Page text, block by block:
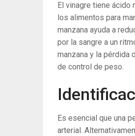
El vinagre tiene ácido
los alimentos para
manzana ayuda a
por la sangre a un
manzana y la pérdida
de control de peso.
Es esencial que una
arterial.